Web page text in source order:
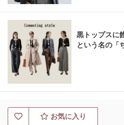
黒トップスに
という名の「
お気に入り